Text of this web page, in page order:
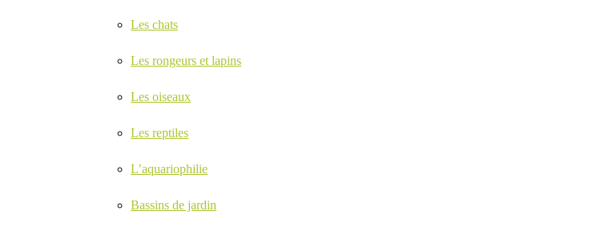
Les chats
Les rongeurs et lapins
Les oiseaux
Les reptiles
L’aquariophilie
Bassins de jardin